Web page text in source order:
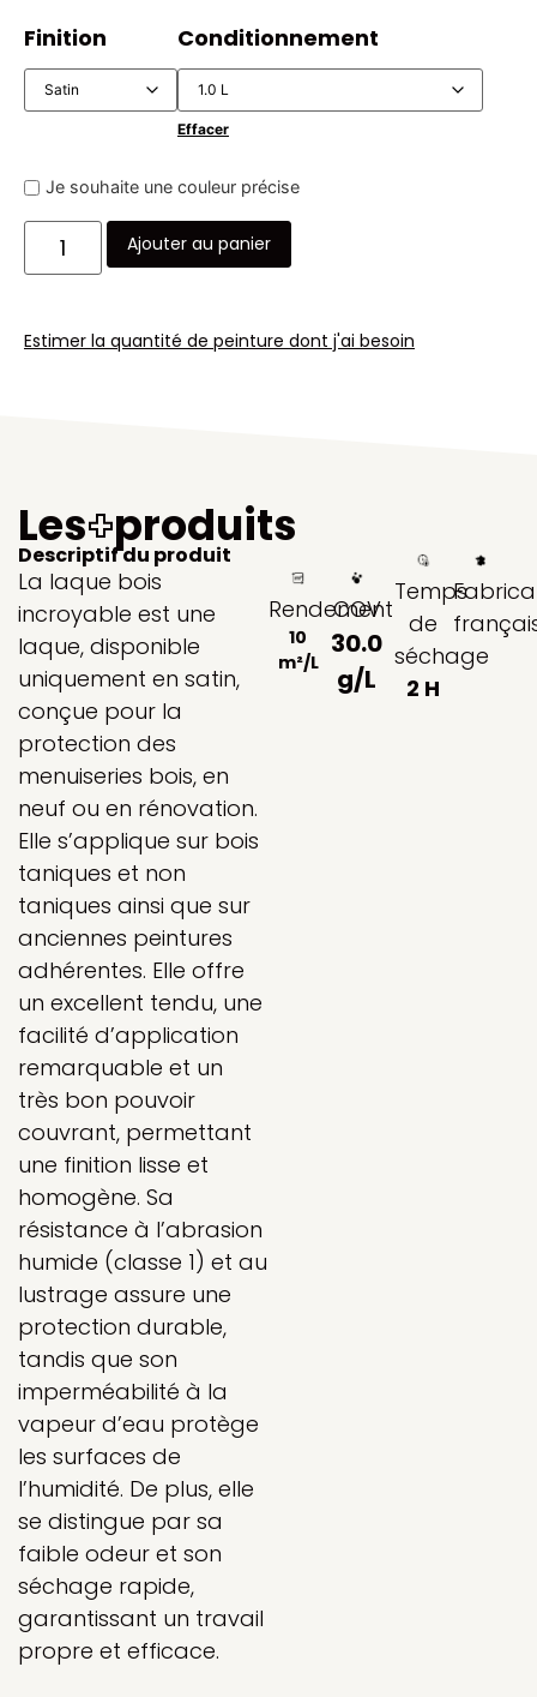
Finition Conditionnement
Effacer
Je souhaite une couleur précise
Ajouter au panier
Estimer la quantité de peinture dont j'ai besoin
Les+produits
Descriptif du produit
La laque bois
incroyable est une
laque, disponible
uniquement en satin,
conçue pour la
protection des
menuiseries bois, en
neuf ou en rénovation.
Elle s’applique sur bois
taniques et non
taniques ainsi que sur
anciennes peintures
adhérentes. Elle offre
un excellent tendu, une
facilité d’application
remarquable et un
très bon pouvoir
couvrant, permettant
une finition lisse et
homogène. Sa
résistance à l’abrasion
humide (classe 1) et au
lustrage assure une
protection durable,
tandis que son
imperméabilité à la
vapeur d’eau protège
les surfaces de
l’humidité. De plus, elle
se distingue par sa
faible odeur et son
séchage rapide,
garantissant un travail
propre et efficace.
Rendement
10
m²/L
COV
30.0
g/L
Temps
de
séchage
2 H